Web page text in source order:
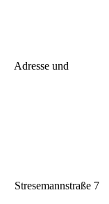
Adresse und
Stresemannstraße 7